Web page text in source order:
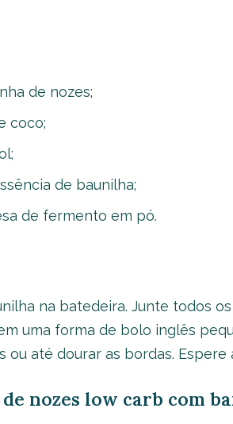
de nozes;
coco;
de baunilha;
de fermento em pó.
na batedeira. Junte todos
uma forma de bolo inglês
ou até dourar as bordas.
nozes low carb com